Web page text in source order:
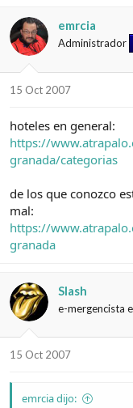
emrcia
Administrador
15 Oct 2007
hoteles en general:
https://
granada/categorias
de los que conozco
mal:
https://
granada
Slash
e-mergencista
15 Oct 2007
emrcia dijo: